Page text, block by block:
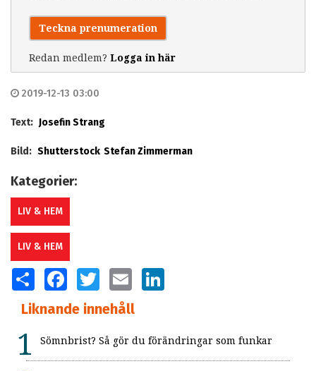
Teckna prenumeration
Redan medlem? Logga in här
2019-12-13 03:00
Text: Josefin Strang
Bild: Shutterstock Stefan Zimmerman
Kategorier:
LIV & HEM
LIV & HEM
SHARE FACEBOOKTWITTER EMAIL
Liknande innehåll
Sömnbrist? Så gör du förändringar som funkar